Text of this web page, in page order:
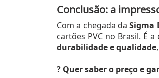
Conclusão: a
Com a chegada daSigma
cartões PVC no Brasil. É
durabilidade e qualidade
? Quer saber o preço e